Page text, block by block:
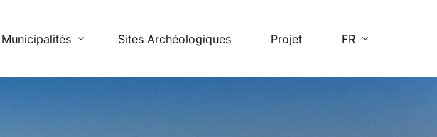
Municipalités Sites Archéologiques Projet FR